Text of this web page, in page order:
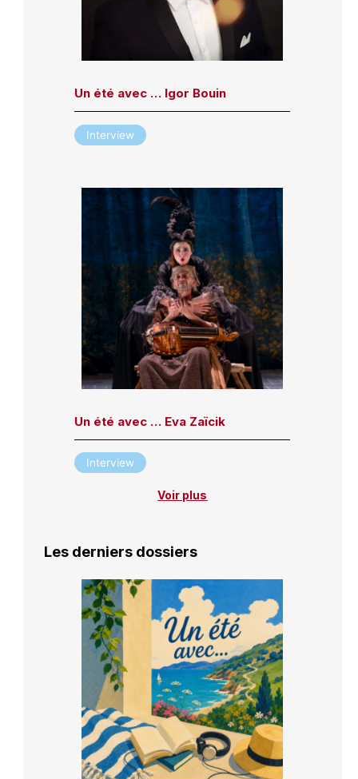
Un été avec … Igor Bouin
Interview
Un été avec … Eva Zaïcik
Interview
Voir plus
Les derniers dossiers